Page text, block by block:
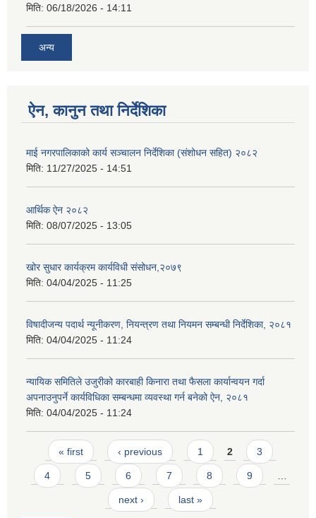
मिति: 06/18/2026 - 14:11
अन्य
ऐन, कानुन तथा निर्देशिका
माई नगरपालिकाको कार्य सञ्चालन निर्देशिका (संशोधन सहित) २०८२
मिति: 11/27/2025 - 14:51
आर्थिक ऐन २०८२
मिति: 08/07/2025 - 13:05
खोर सुधार कार्यक्रम कार्यविधी संसोधन,२०७९
मिति: 04/04/2025 - 11:25
विषादीजन्य पदार्थ न्यूनीकरण, नियन्त्रण तथा नियमन सम्बन्धी निर्देशिका, २०८१
मिति: 04/04/2025 - 11:24
न्यायिक समितिले उजुरीको कारबाही किनारा तथा फैसला कार्यान्वयन गर्दा
अपनाउनुपर्ने कार्यविधिका सम्बन्धमा व्यवस्था गर्न बनेको ऐन, २०८१
मिति: 04/04/2025 - 11:24
Pages
« first ‹ previous 1 2 3
4 5 6 7 8 9
next › last »